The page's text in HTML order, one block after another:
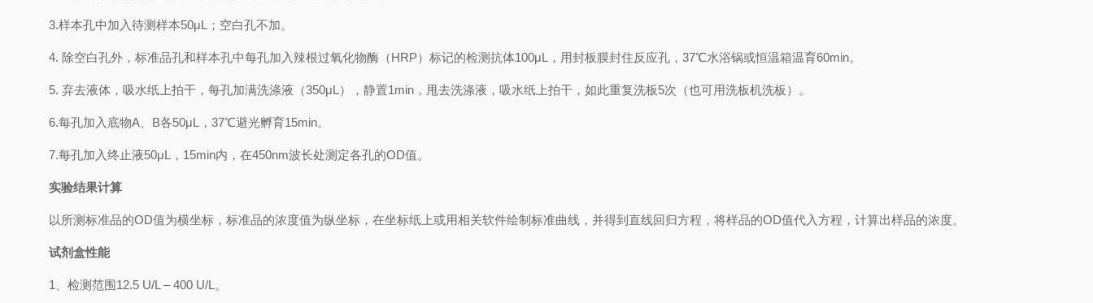
3.样本孔中加 入待测样本50μL；空白孔不加。
4. 除空白孔外，标准品孔和样本孔中每孔加入辣根过氧化物酶（HRP）标记的检测抗体100μL，用封板膜封住反应孔，37℃水浴锅或恒温箱温育60min。
5. 弃去液体，吸水纸上拍干，每孔加满洗涤液 （350μL ） ，静置1min，甩去洗涤液，吸水纸上拍干，如此重复洗板5次（也可用洗板机洗板）。
6.每孔加入底物A、B各50μL，37℃避光孵育15min。
7.每孔加入终止液50μL，15min内，在450nm波长处测定各孔的OD值。
实验结果计算
以 所测标准品的OD值为横坐标， 标准品的浓度值为纵坐标，在坐标纸上或用相关软件绘制 标准曲线 ，并得到 直线回归方程 ， 将样品的OD值代入方程，计算出样品的浓度。
试剂盒性能
1、 检测范围12.5 U/L –400 U/L 。